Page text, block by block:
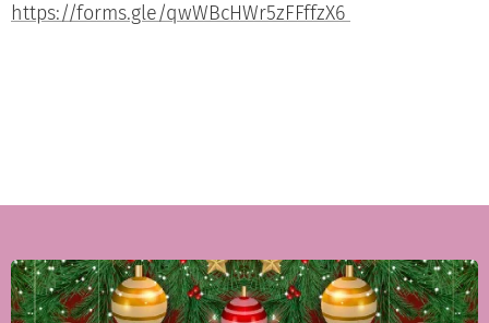
https://forms.gle/qwWBcHWr5zFFffzX6